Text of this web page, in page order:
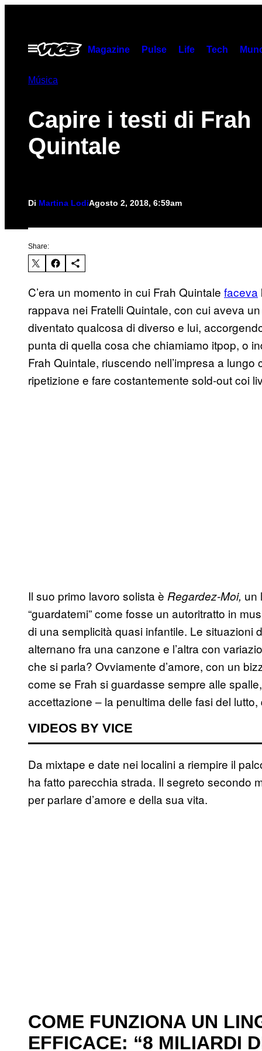
contenuto
Apri
Magazine Pulse Life Tech
Música
Capire i testi di Frah
Quintale
Di Martina LodiAgosto 2, 2018, 6:59am
Share:
C’era un momento in cui Frah Quintale faceva
rappava nei Fratelli Quintale, con cui aveva
diventato qualcosa di diverso e lui,
punta di quella cosa che chiamiamo itpop, o
Frah Quintale, riuscendo nell’impresa a
ripetizione e fare costantemente sold-out coi
Il suo primo lavoro solista è Regardez-Moi, un
“guardatemi” come fosse un autoritratto in
di una semplicità quasi infantile. Le situazioni
alternano fra una canzone e l’altra con
che si parla? Ovviamente d’amore, con un
come se Frah si guardasse sempre alle
accettazione – la penultima delle fasi del
VIDEOS BY VICE
Da mixtape e date nei localini a riempire il
ha fatto parecchia strada. Il segreto secondo
per parlare d’amore e della sua vita.
COME FUNZIONA UN
EFFICACE: “8 MILIARDI